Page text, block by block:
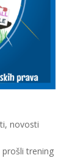
, novosti
trening